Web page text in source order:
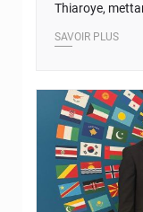
Thiaroye,
SAVOIR PLUS